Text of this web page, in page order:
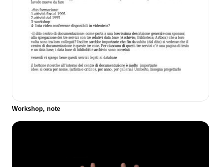
Workshop, note